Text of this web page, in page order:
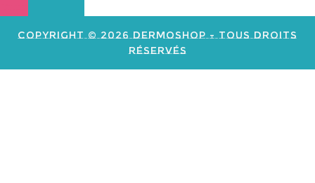
Copyright © 2026 Dermoshop - Tous Droits
Réservés